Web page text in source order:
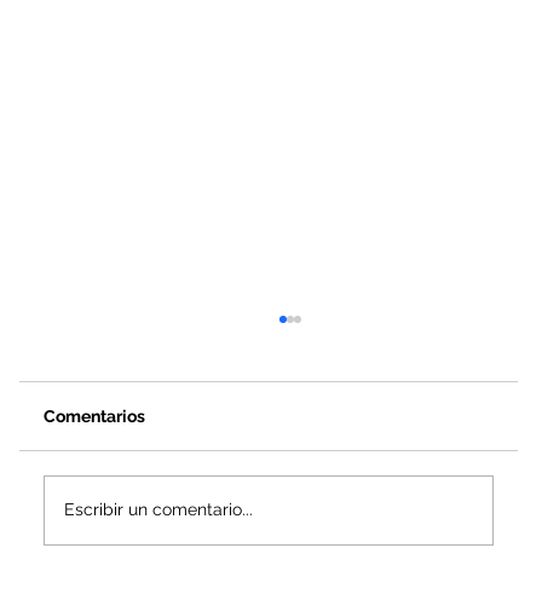
Comentarios
Escribir un comentario...